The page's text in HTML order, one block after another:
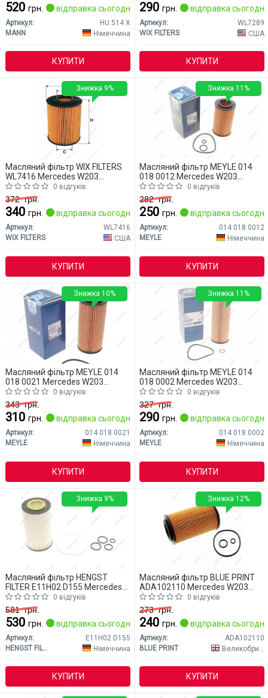
520 грн. відправка сьогодні
Артикул:
HU 514 X
MANN
Німеччина
КУПИТИ
290 грн. відправка сьогодні
Артикул:
WL7289
WIX FILTERS
США
КУПИТИ
Масляний фільтр WIX FILTERS
WL7416 Mercedes W203
(CLASS-C)
0 відгуків
372грн.
340 грн. відправка сьогодні
Артикул:
WL7416
WIX FILTERS
США
КУПИТИ
Знижка 9%
Масляний фільтр MEYLE 014
018 0012 Mercedes W203
(CLASS-C)
0 відгуків
282грн.
250 грн. відправка сьогодні
Артикул:
014 018 0012
MEYLE
Німеччина
КУПИТИ
Знижка 11%
Масляний фільтр MEYLE 014
018 0021 Mercedes W203
(CLASS-C)
0 відгуків
343грн.
310 грн. відправка сьогодні
Артикул:
014 018 0021
MEYLE
Німеччина
КУПИТИ
Знижка 10%
Масляний фільтр MEYLE 014
018 0002 Mercedes W203
(CLASS-C)
0 відгуків
327грн.
290 грн. відправка сьогодні
Артикул:
014 018 0002
MEYLE
Німеччина
КУПИТИ
Знижка 11%
Масляний фільтр HENGST
FILTER E11H02 D155 Mercedes
W203 (CLASS-C)0 відгуків
581грн.
530 грн. відправка сьогодні
Артикул:
E11H02 D155
HENGST FILTER
Німеччина
КУПИТИ
Знижка 9%
Масляний фільтр BLUE PRINT
ADA102110 Mercedes W203
(CLASS-C)
0 відгуків
273грн.
240 грн. відправка сьогодні
Артикул:
ADA102110
BLUE PRINT
Великобританія
КУПИТИ
Знижка 12%